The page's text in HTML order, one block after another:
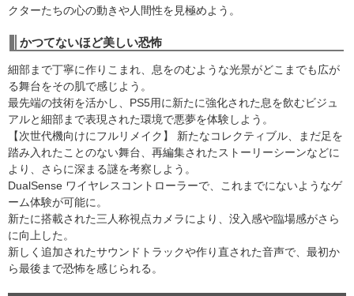
クターたちの心の動きや人間性を見極めよう。
かつてないほど美しい恐怖
細部まで丁寧に作りこまれ、息をのむような光景がどこまでも広が
る舞台をその肌で感じよう。
最先端の技術を活かし、PS5用に新たに強化された息を飲むビジュ
アルと細部まで表現された環境で悪夢を体験しよう。
【次世代機向けにフルリメイク】 新たなコレクティブル、まだ足を
踏み入れたことのない舞台、再編集されたストーリーシーンなどに
より、さらに深まる謎を考察しよう。
DualSense ワイヤレスコントローラーで、これまでにないようなゲ
ーム体験が可能に。
新たに搭載された三人称視点カメラにより、没入感や臨場感がさら
に向上した。
新しく追加されたサウンドトラックや作り直された音声で、最初か
ら最後まで恐怖を感じられる。